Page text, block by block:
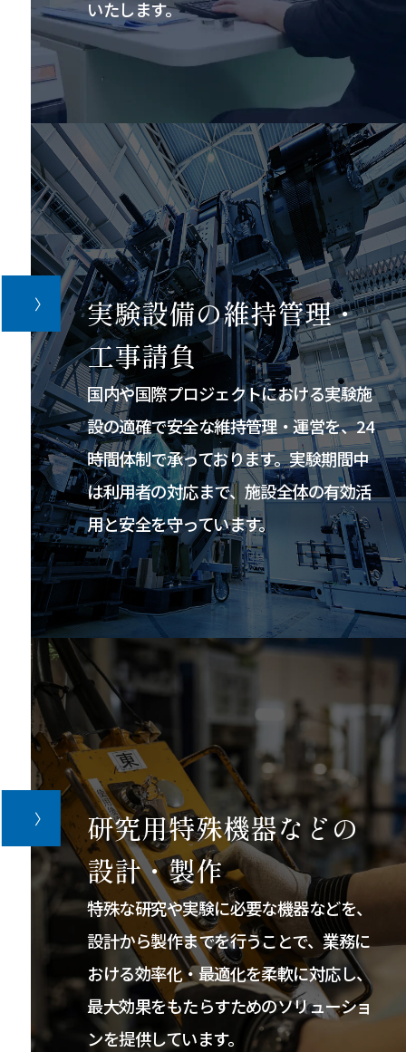
いたします。
実験設備の維持管理・
工事請負
国内や国際プロジェクトにおける実験施
設の適確で安全な維持管理・運営を、24
時間体制で承っております。実験期間中
は利用者の対応まで、施設全体の有効活
用と安全を守っています。
研究用特殊機器などの
設計・製作
特殊な研究や実験に必要な機器などを、
設計から製作までを行うことで、業務に
おける効率化・最適化を柔軟に対応し、
最大効果をもたらすためのソリューショ
ンを提供しています。